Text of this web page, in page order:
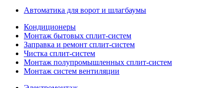
Автоматика для ворот и шлагбаумы
Кондиционеры
Монтаж бытовых сплит-систем
Заправка и ремонт сплит-систем
Чистка сплит-систем
Монтаж полупромышленных сплит-систем
Монтаж систем вентиляции